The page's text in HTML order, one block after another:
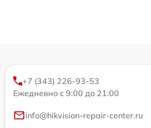
+7 (343) 226-93-53
Ежедневно с 9:00 до 21:00
info@hikvision-repair-center.ru